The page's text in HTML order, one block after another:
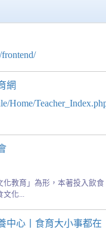
frontend/
網
Home/
教育」為形，本著投入飲食
化...
中心丨食育大小事都在